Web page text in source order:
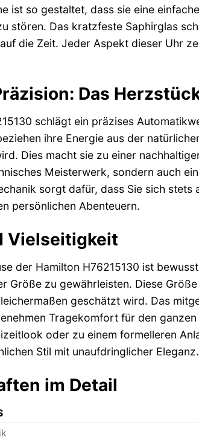
ist so gestaltet, dass sie eine
stören. Das kratzfeste Saphirglas
die Zeit. Jeder Aspekt dieser Uhr
Das
schlägt ein präzises
ihre Energie aus der
Dies macht sie zu einer
Meisterwerk, sondern auch
sorgt dafür, dass Sie sich
persönlichen Abenteuern.
Vielseitigkeit
der Hamilton H76215130 ist
Größe zu gewährleisten. Diese
geschätzt wird. Das
Tragekomfort für den
oder zu einem formelleren
Stil mit unaufdringlicher Eleganz.
im Detail